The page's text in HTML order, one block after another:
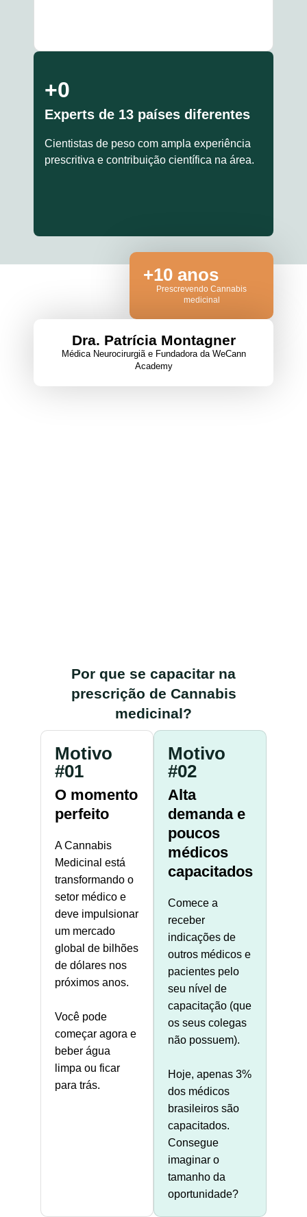
+0
Experts de 13 países diferentes
Cientistas de peso com ampla experiência
prescritiva e contribuição científica na área.
+10 anos
Prescrevendo Cannabis
medicinal
Dra. Patrícia Montagner
Médica Neurocirurgiã e Fundadora da WeCann
Academy
Por que se capacitar na
prescrição de Cannabis
medicinal?
Motivo
#01
O momento
perfeito
A Cannabis
Medicinal está
transformando o
setor médico e
deve impulsionar
um mercado
global de bilhões
de dólares nos
próximos anos.
Você pode
começar agora e
beber água
limpa ou ficar
para trás.
Motivo
#02
Alta
demanda e
poucos
médicos
capacitados
Comece a
receber
indicações de
outros médicos e
pacientes pelo
seu nível de
capacitação (que
os seus colegas
não possuem).
Hoje, apenas 3%
dos médicos
brasileiros são
capacitados.
Consegue
imaginar o
tamanho da
oportunidade?